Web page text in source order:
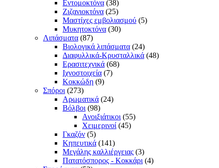
Εντομοκτόνα (38)
Ζιζανιοκτόνα (25)
Μαστίχες εμβολιασμού (5)
Μυκητοκτόνα (30)
Λιπάσματα (87)
Βιολογικά λιπάσματα (24)
Διαφυλλικά-Κρυσταλλικά (48)
Ερασιτεχνικά (68)
Ιχνοστοιχεία (7)
Κοκκώδη (9)
Σπόροι (273)
Αρωματικά (24)
Βόλβοι (98)
Ανοιξιάτικοι (55)
Χειμερινοί (45)
Γκαζόν (5)
Κηπευτικά (141)
Μεγάλης καλλιέργειας (3)
Πατατόσπορος - Κοκκάρι (4)